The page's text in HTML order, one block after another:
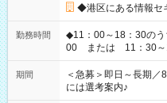
◆港区にある情報セ
勤務時間
◆11：00～18：30の
00 または 11：30～18：30 。*。ブラン
ば前職が、 在宅/財団
スタッフ スイーツ販
業界から入社して活躍
期間
＜急募＞即日～長期／
には選考案内♪